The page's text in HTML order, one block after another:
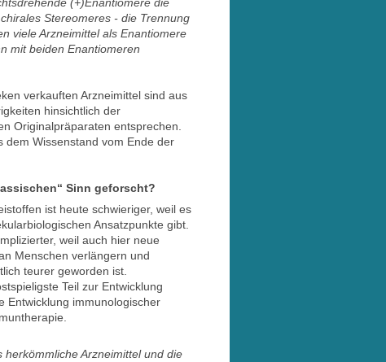
Stereomeres - die Trennung
viele Arzneimittel als Enantiomere
mit beiden Enantiomeren
verkauften Arzneimittel sind aus
hinsichtlich der
Originalpräparaten entsprechen.
dem Wissenstand vom Ende der
Sinn geforscht?
ist heute schwieriger, weil es
Ansatzpunkte gibt.
weil auch hier neue
Menschen verlängern und
teurer geworden ist.
Teil zur Entwicklung
Entwicklung immunologischer
Arzneimittel und die